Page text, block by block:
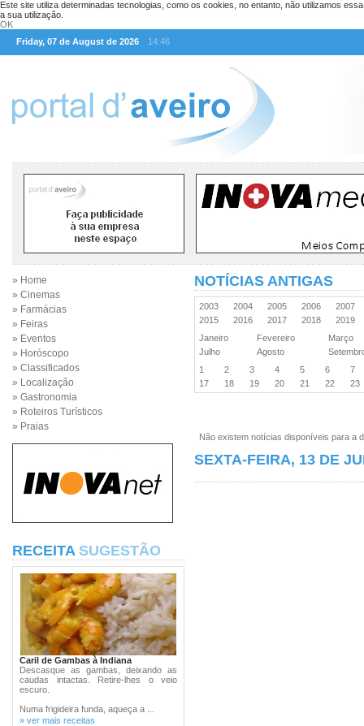
Este site utiliza determinadas tecnologias, como os cookies, no entanto, não utilizamos
a sua utilização.
OK
Friday, 07 de August de 2026
14:46
» Home
» Cinemas
» Farmácias
» Feiras
» Eventos
» Horóscopo
» Classificados
» Localização
» Gastronomia
» Roteiros Turísticos
» Praias
RECEITA SUGESTÃO
Caril de Gambas à Indiana
Descasque as gambas, deixando as
caudas intactas. Retire-lhes o veio
escuro.
Numa frigideira funda, aqueça a ...
» ver mais receitas
NOTÍCIAS ANTIGAS
2003 2004 2005 2006
2007
2015
2016 2017 2018
2019
Janeiro
Fevereiro
Março
Julho
Agosto
1
2 3 4 5 6
7
17
18 19 20 21 22 23
Não existem notícias disponíveis para a
SEXTA-FEIRA, 13 DE